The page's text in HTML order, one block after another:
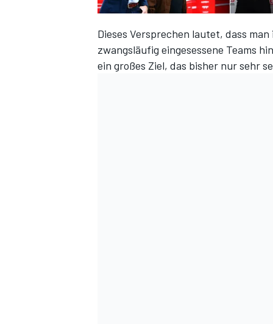
Dieses Versprechen lautet, dass
zwangsläufig eingesessene Teams
ein großes Ziel, das bisher nur sehr